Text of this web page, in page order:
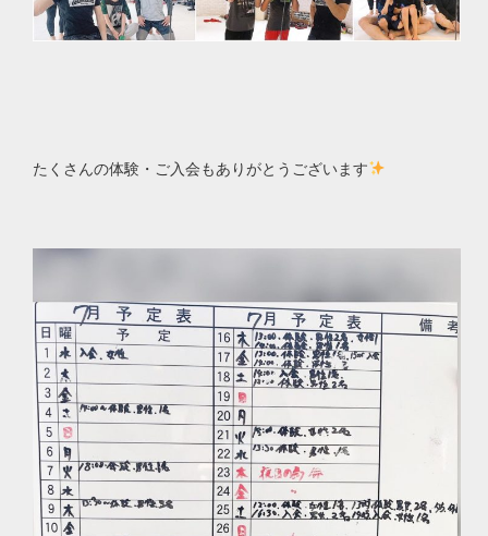
たくさんの体験・ご入会もありがとうございます